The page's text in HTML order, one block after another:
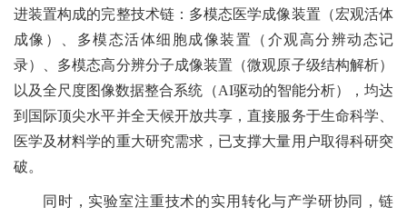
进装置构成的完整技术链：多模态医学成像装置（宏观活体
成像）、多模态活体细胞成像装置（介观高分辨动态记
录）、多模态高分辨分子成像装置（微观原子级结构解析）
以及全尺度图像数据整合系统（AI驱动的智能分析），均达
到国际顶尖水平并全天候开放共享，直接服务于生命科学、
医学及材料学的重大研究需求，已支撑大量用户取得科研突
破。
同时，实验室注重技术的实用转化与产学研协同，链